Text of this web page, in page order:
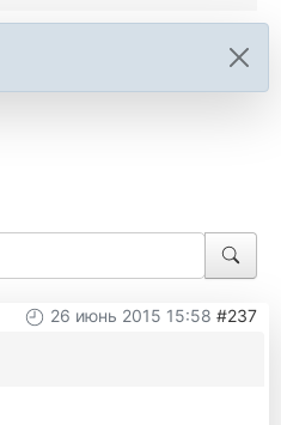
26 июнь 2015 15:58 #237